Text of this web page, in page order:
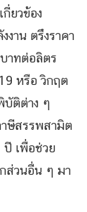
กี่ยวข้อง
งาน ตรึงราคา
าทต่อลิตร
หรือ วิกฤต
บัติต่าง ๆ
ษีสรรพสามิต
ปี เพื่อช่วย
ส่วนอื่น ๆ มา